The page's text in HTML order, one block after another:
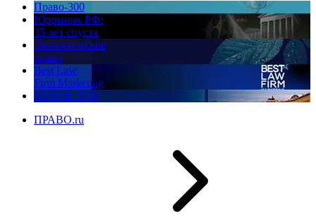
Право-300
Юррынок РФ:
35 лет спустя
Экологическое
право
Best Law
Firm Marketing
ПМЮФ 2026
ПРАВО.ru